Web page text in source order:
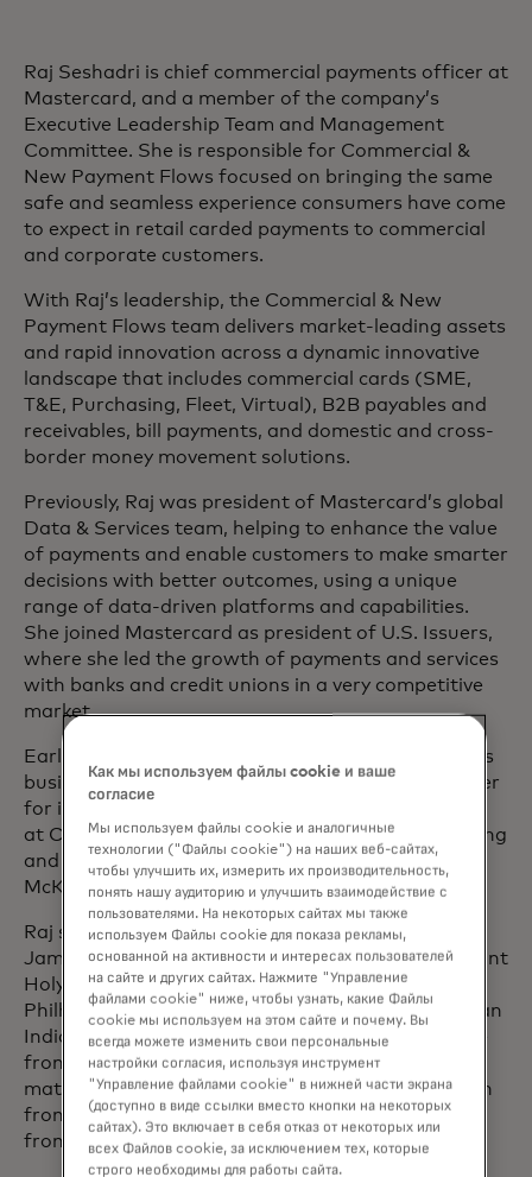
Raj Seshadri is chief commercial payments officer at
Mastercard, and a member of the company’s
Executive Leadership Team and Management
Committee. She is responsible for Commercial &
New Payment Flows focused on bringing the same
safe and seamless experience consumers have come
to expect in retail carded payments to commercial
and corporate customers.
With Raj’s leadership, the Commercial & New
Payment Flows team delivers market-leading assets
and rapid innovation across a dynamic innovative
landscape that includes commercial cards (SME,
T&E, Purchasing, Fleet, Virtual), B2B payables and
receivables, bill payments, and domestic and cross-
border money movement solutions.
Previously, Raj was president of Mastercard’s global
Data & Services team, helping to enhance the value
of payments and enable customers to make smarter
decisions with better outcomes, using a unique
range of data-driven platforms and capabilities.
She joined Mastercard as president of U.S. Issuers,
where she led the growth of payments and services
with banks and credit unions in a very competitive
market.
Earlier in her career, Raj led BlackRock’s US iShares
business and was the global chief marketing officer
for iShares. Prior to that, she had leadership roles
at Citigroup, in global strategy, CitiBusiness Banking
and Commercial Banking, as well as at U.S. Trust,
McKinsey & Company, and Bell Laboratories.
Raj serves on the board of directors of Raymond
James Financial Inc., the board of trustees of Mount
Holyoke College, the board of the New York
Philharmonic, and the global board of the American
India Foundation. Raj received a bachelor’s degree
from Mount Holyoke College in physics and
mathematics, a Master of Business Administration
from Stanford University, and a Ph.D. in physics
from Harvard University.
Как мы используем файлы cookie и ваше
согласие
Мы используем файлы cookie и аналогичные
технологии ("Файлы cookie") на наших веб-сайтах,
чтобы улучшить их, измерить их производительность,
понять нашу аудиторию и улучшить взаимодействие с
пользователями. На некоторых сайтах мы также
используем Файлы cookie для показа рекламы,
основанной на активности и интересах пользователей
на сайте и других сайтах. Нажмите "Управление
файлами cookie" ниже, чтобы узнать, какие Файлы
cookie мы используем на этом сайте и почему. Вы
всегда можете изменить свои персональные
настройки согласия, используя инструмент
"Управление файлами cookie" в нижней части экрана
(доступно в виде ссылки вместо кнопки на некоторых
сайтах). Это включает в себя отказ от некоторых или
всех Файлов cookie, за исключением тех, которые
строго необходимы для работы сайта.